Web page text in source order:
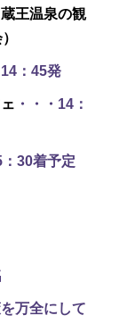
蔵王温泉の観
：45発
・・・14：
30着予定
万全にして